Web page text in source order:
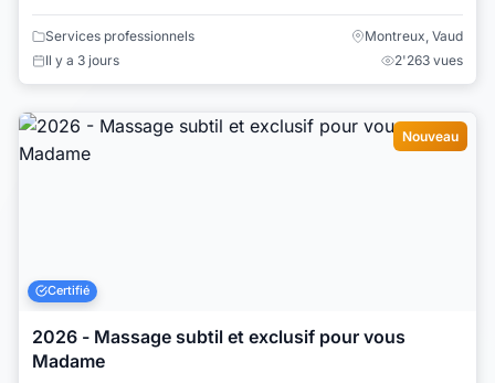
propose plusieurs techniques d...
Services professionnels
Montreux, Vaud
Il y a 3 jours
2'263 vues
Nouveau
Certifié
2026 - Massage subtil et exclusif pour vous
Madame